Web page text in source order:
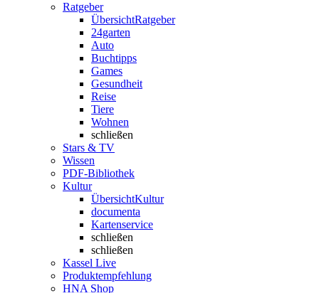
Ratgeber
ÜbersichtRatgeber
24garten
Auto
Buchtipps
Games
Gesundheit
Reise
Tiere
Wohnen
schließen
Stars & TV
Wissen
PDF-Bibliothek
Kultur
ÜbersichtKultur
documenta
Kartenservice
schließen
schließen
Kassel Live
Produktempfehlung
HNA Shop